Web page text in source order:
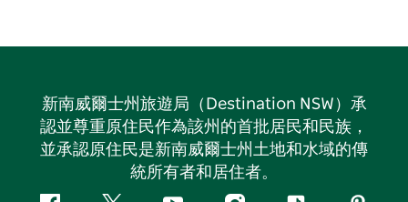
新南威爾士州旅遊局（Destination NSW）承
認並尊重原住民作為該州的首批居民和民族，
並承認原住民是新南威爾士州土地和水域的傳
統所有者和居住者。